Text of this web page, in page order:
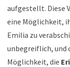
aufgestellt. Diese
eine Möglichkeit,
Emilia zu
unbegreiflich, und
Möglichkeit, die